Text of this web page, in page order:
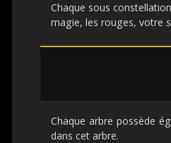
Chaque sous
magie, les rouges, votre
Chaque arbre possède
dans cet arbre.